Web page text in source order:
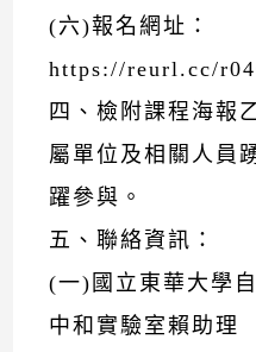
(六)報名網址：
https://reurl.cc/
四、檢附課程海報
屬單位及相關人員
躍參與。
五、聯絡資訊：
(一)國立東華大學
中和實驗室賴助理